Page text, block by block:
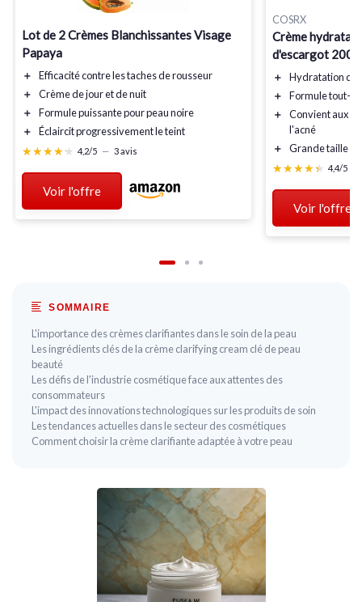
Lot de 2 Crèmes Blanchissantes Visage
Papaya
＋ Efficacitécontre les taches de rousseur
＋
Crème de jour et de nuit
＋
Formule puissantepour peau noire
＋
Éclaircitprogressivement le teint
★★★★★
★★★★★ 4,2/5 — 3 avis
Voir l'offre
COSRX
Crème
d'escargot 200 g
＋ Hydratation
＋
Formule tout-
＋
Convientaux
l'acné
＋
Grande taille
★★★★★
★★★★★ 4,4/5
Voir l'offre
SOMMAIRE
L'importance des crèmes clarifiantes dans le soin de la peau
Les ingrédients clés de la crème clarifying cream clé de peau
beauté
Les défis de l'industrie cosmétique face aux attentes des
consommateurs
L'impact des innovations technologiques sur les produits de soin
Les tendances actuelles dans le secteur des cosmétiques
Comment choisir la crème clarifiante adaptée à votre peau